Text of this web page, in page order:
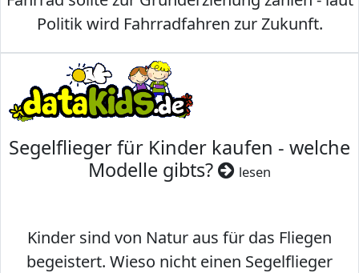
Politik wird Fahrradfahren zur Zukunft.
Segelflieger für Kinder kaufen - welche
Modelle gibts?
lesen
Kinder sind von Natur aus für das Fliegen
begeistert. Wieso nicht einen Segelflieger